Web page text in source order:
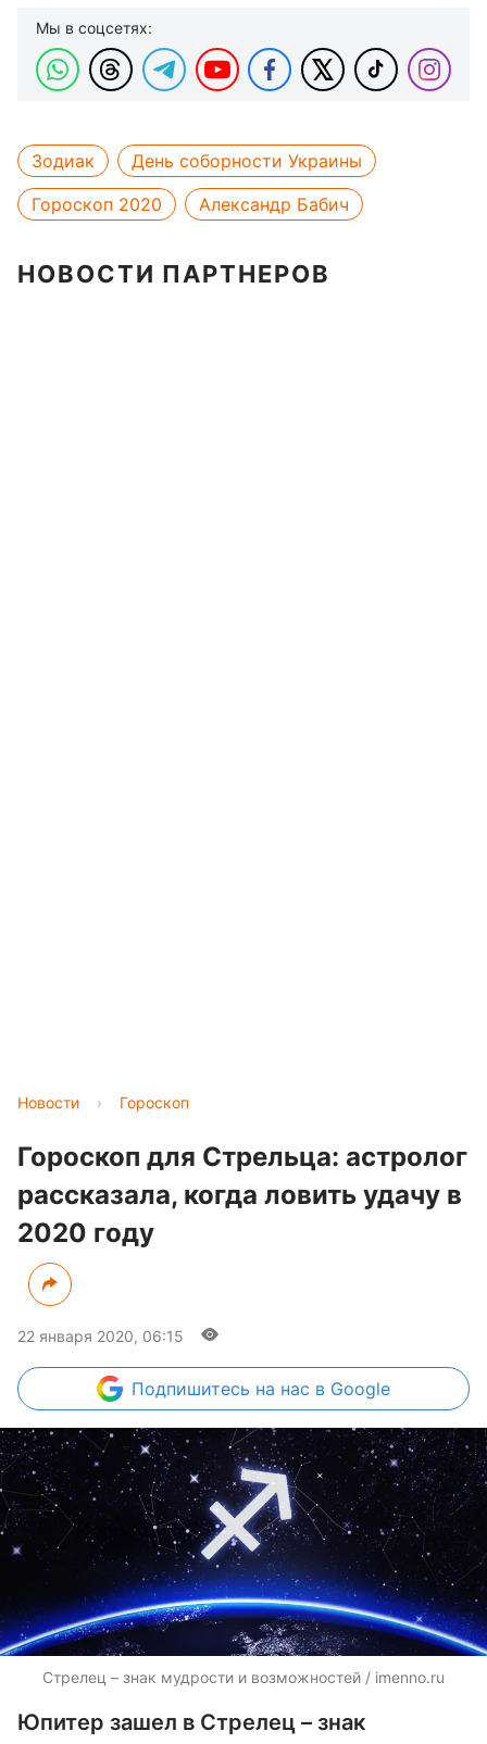
Мы в соцсетях:
Зодиак
День соборности Украины
Гороскоп 2020
Александр Бабич
НОВОСТИ ПАРТНЕРОВ
Новости › Гороскоп
Гороскоп для Стрельца: астролог
рассказала, когда ловить удачу в
2020 году
22 января 2020, 06:15
Подпишитесь на нас в Google
Стрелец – знак мудрости и возможностей / imenno.ru
Юпитер зашел в Стрелец – знак